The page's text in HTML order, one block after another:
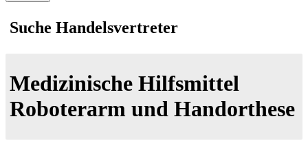
Suche Handelsvertreter
Medizinische Hilfsmittel
Roboterarm und Handorthese